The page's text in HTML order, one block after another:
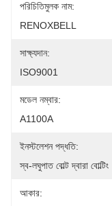
পরিচিতিমুলক নাম:
RENOXBELL
সাক্ষ্যদান:
ISO9001
মডেল নম্বার:
A1100A
ইনস্টলেশন পদ্ধতি:
স্ব-লঘুপাত বোল্ট দ্বারা বোল্টিং
আকার: